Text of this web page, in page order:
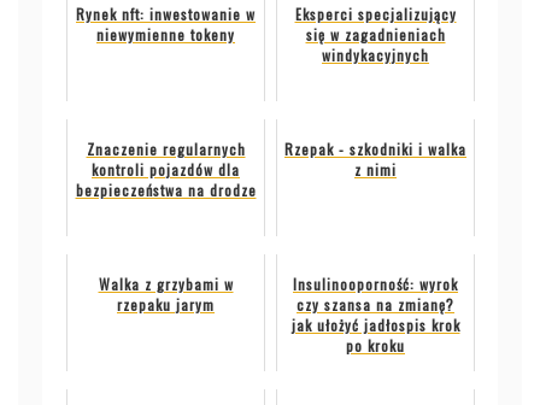
Rynek nft: inwestowanie w
niewymienne tokeny
Eksperci specjalizujący
się w zagadnieniach
windykacyjnych
Znaczenie regularnych
kontroli pojazdów dla
bezpieczeństwa na drodze
Rzepak - szkodniki i walka
z nimi
Walka z grzybami w
rzepaku jarym
Insulinooporność: wyrok
czy szansa na zmianę?
jak ułożyć jadłospis krok
po kroku